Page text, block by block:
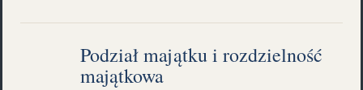
Podział majątku i rozdzielność
majątkowa